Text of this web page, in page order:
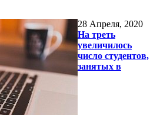
28 Апреля, 2020
На треть
увеличилось
число студентов,
занятых в